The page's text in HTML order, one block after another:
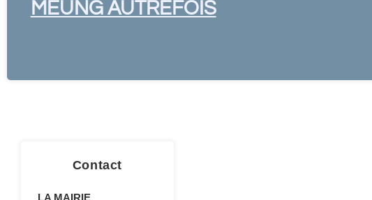
MEUNG AUTREFOIS
Contact
LA MAIRIE